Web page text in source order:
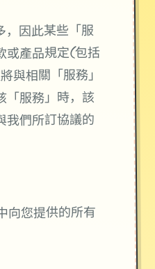
，因此某些「服
或產品規定(包括
與相關「服務」
「服務」時，該
我們所訂協議的
向您提供的所有